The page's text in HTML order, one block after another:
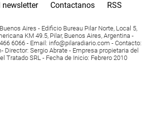
Contactanos RSS
Aires - Edificio Bureau Pilar Norte, Local 5,
KM 49.5, Pilar, Buenos Aires, Argentina -
6066 - Email : info@pilaradiario.com - Contacto:
- Director: Sergio Abrate - Empresa propietaria del
Tratado SRL - Fecha de Inicio: Febrero 2010